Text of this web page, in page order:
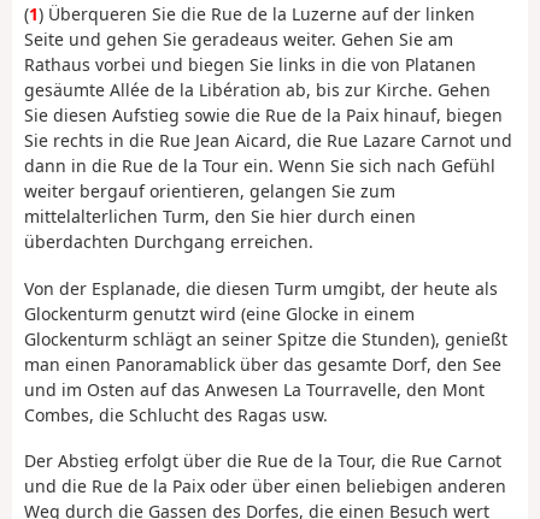
(1) Überqueren Sie die Rue de la Luzerne auf der linken
Seite und gehen Sie geradeaus weiter. Gehen Sie am
Rathaus vorbei und biegen Sie links in die von Platanen
gesäumte Allée de la Libération ab, bis zur Kirche. Gehen
Sie diesen Aufstieg sowie die Rue de la Paix hinauf, biegen
Sie rechts in die Rue Jean Aicard, die Rue Lazare Carnot und
dann in die Rue de la Tour ein. Wenn Sie sich nach Gefühl
weiter bergauf orientieren, gelangen Sie zum
mittelalterlichen Turm, den Sie hier durch einen
überdachten Durchgang erreichen.
Von der Esplanade, die diesen Turm umgibt, der heute als
Glockenturm genutzt wird (eine Glocke in einem
Glockenturm schlägt an seiner Spitze die Stunden), genießt
man einen Panoramablick über das gesamte Dorf, den See
und im Osten auf das Anwesen La Tourravelle, den Mont
Combes, die Schlucht des Ragas usw.
Der Abstieg erfolgt über die Rue de la Tour, die Rue Carnot
und die Rue de la Paix oder über einen beliebigen anderen
Weg durch die Gassen des Dorfes, die einen Besuch wert